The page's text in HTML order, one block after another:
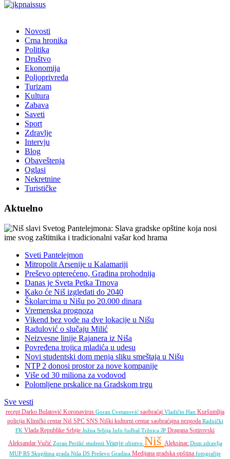
Novosti
Crna hronika
Politika
Društvo
Ekonomija
Poljoprivreda
Turizam
Kultura
Zabava
Saveti
Sport
Zdravlje
Intervju
Blog
Obaveštenja
Oglasi
Nekretnine
Turističke
Aktuelno
Sveti Pantelejmon
Mitropolit Arsenije u Kalamariji
Preševo opterećeno, Gradina prohodnija
Danas je Sveta Petka Trnova
Kako će Niš izgledati do 2040
Školarcima u Nišu po 20.000 dinara
Vremenska prognoza
Vikend bez vode na dve lokacije u Nišu
Radulović o slučaju Milić
Neizvesne linije Rajanera iz Niša
Povređena trojica mladića u udesu
Novi studentski dom menja sliku smeštaja u Nišu
NTP 2 donosi prostor za nove kompanije
Više od 30 miliona za vodovod
Polomljene prskalice na Gradskom trgu
Sve vesti
recept Darko Bulatović Koronavirus Goran Cvetanović saobraćaj Vladičin Han Kuršumlija
policija Klinički centar Niš SPC SNS Niški kulturni centar saobraćajna nezgoda Radnički
FK Vlada Republike Srbije Južna Srbija Info fudbal Tržnica JP Dragana Sotirovski
Aleksandar Vučić Zoran Perišić studenti Vranje ubistvo Niš Aleksinac Dom zdravlja
MUP RS Skupština grada Niša DS Preševo Gradina Medijana gradska opština fotografije